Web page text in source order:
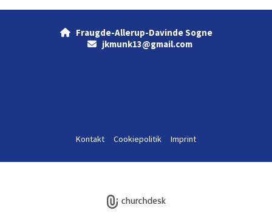
Fraugde-Allerup-Davinde Sogne
jkmunk13@gmail.com
Kontakt Cookiepolitik Imprint